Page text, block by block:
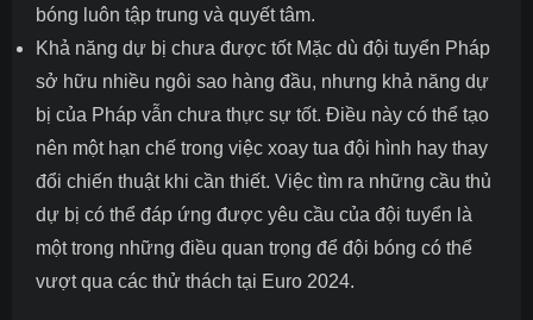
bóng luôn tập trung và quyết tâm.
Khả năng dự bị chưa được tốt Mặc dù đội tuyển Pháp
sở hữu nhiều ngôi sao hàng đầu, nhưng khả năng dự
bị của Pháp vẫn chưa thực sự tốt. Điều này có thể tạo
nên một hạn chế trong việc xoay tua đội hình hay thay
đổi chiến thuật khi cần thiết. Việc tìm ra những cầu thủ
dự bị có thể đáp ứng được yêu cầu của đội tuyển là
một trong những điều quan trọng để đội bóng có thể
vượt qua các thử thách tại Euro 2024.